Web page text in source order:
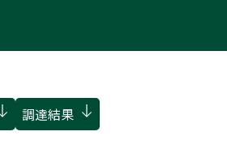
調達結果